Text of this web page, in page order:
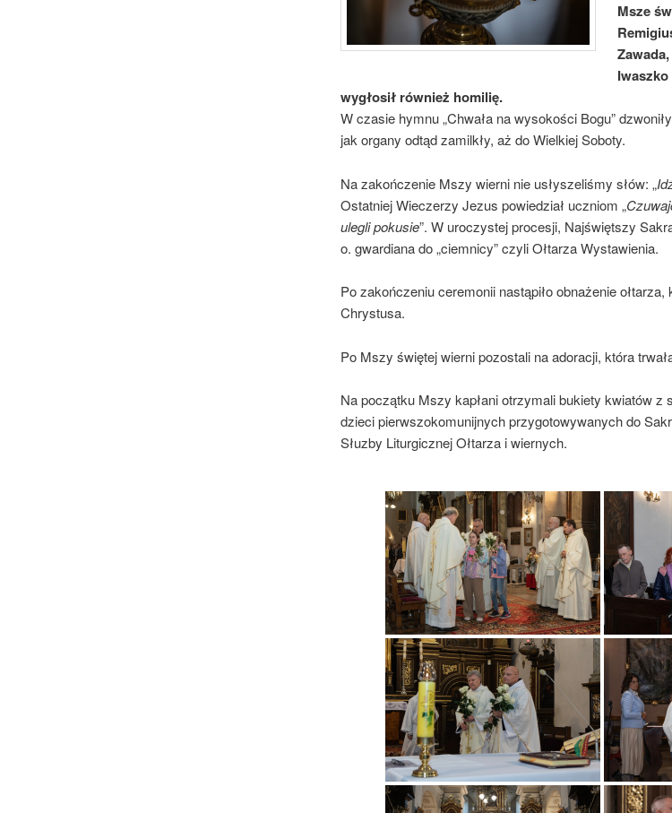
Msze
wygłosił również homilię.
W czasie hymnu „Chwała na wysokości Bogu”
jak organy odtąd zamilkły, aż do Wielkiej Soboty.
Na zakończenie Mszy wierni nie usłyszeliśmy słów: „
Ostatniej Wieczerzy Jezus powiedział uczniom „
ulegli pokusie”. W uroczystej procesji, Najświętszy
o. gwardiana do „ciemnicy” czyli Ołtarza Wystawienia.
Po zakończeniu ceremonii nastąpiło obnażenie
Chrystusa.
Po Mszy świętej wierni pozostali na adoracji, która
Na początku Mszy kapłani otrzymali bukiety kwiatów z
dzieci pierwszokomunijnych przygotowywanych do
Słuzby Liturgicznej Ołtarza i wiernych.